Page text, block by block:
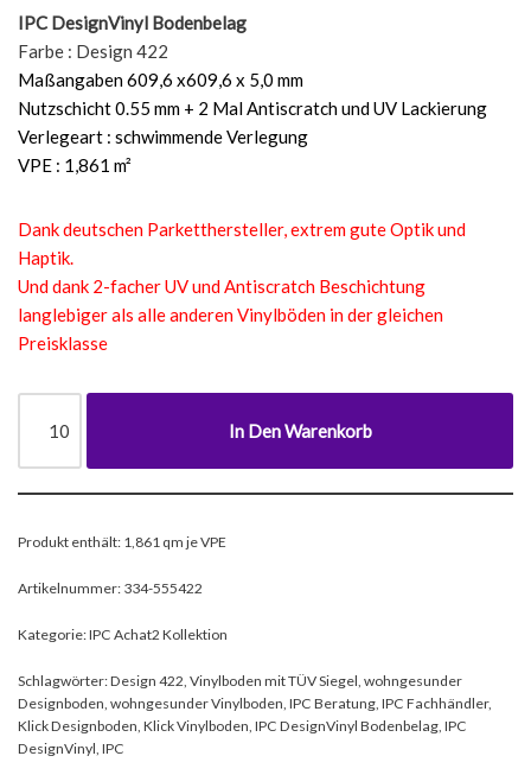
IPC DesignVinyl Bodenbelag
Farbe : Design 422
Maßangaben 609,6 x609,6 x 5,0 mm
Nutzschicht 0.55 mm + 2 Mal Antiscratch und UV Lackierung
Verlegeart : schwimmende Verlegung
VPE : 1,861 m²
Dank deutschen Parketthersteller, extrem gute Optik und
Haptik.
Und dank 2-facher UV und Antiscratch Beschichtung
langlebiger als alle anderen Vinylböden in der gleichen
Preisklasse
In Den Warenkorb
Produkt enthält: 1,861 qm je VPE
Artikelnummer: 334-555422
Kategorie:IPC Achat2 Kollektion
Schlagwörter:Design 422 Vinylboden mit TÜV Siegel wohngesunder
Designboden wohngesunder Vinylboden IPC Beratung IPC Fachhändler,
Klick Designboden Klick Vinylboden IPC DesignVinyl Bodenbelag IPC
DesignVinyl IPC